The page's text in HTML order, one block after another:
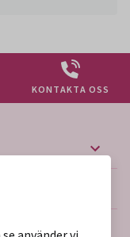
KONTAKTA OSS
kakor